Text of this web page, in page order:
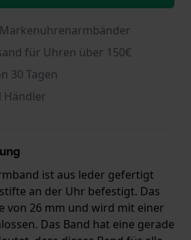
Markenuhrenarmbänder
für Uhren über 150€
30 Tagen
Händler
ist aus leder gefertigt
an der Uhr befestigt. Das
von 26 mm und wird mit einer
Das Band hat eine gerade